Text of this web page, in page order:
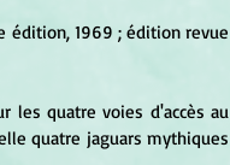
édition, 1969 ; édition revue
quatre jaguars mythiques